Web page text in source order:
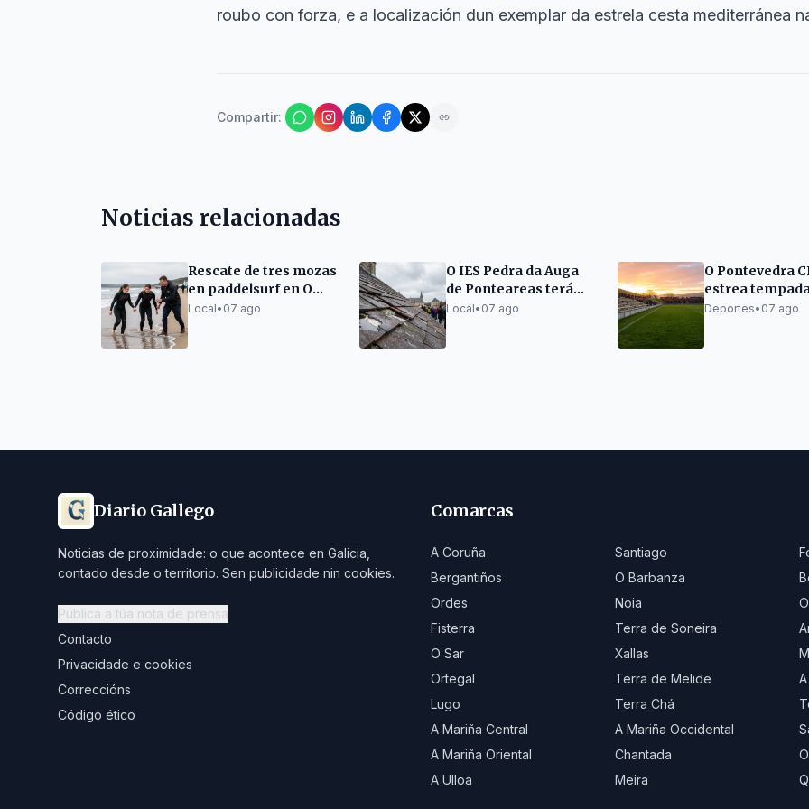
roubo con forza, e a localización dun exemplar da estrela cesta mediterránea
Compartir:
Noticias relacionadas
Rescate de tres mozas
en paddelsurf en O
Torno (San Cibrao)
Local• 07 ago
O IES Pedra da Auga
de Ponteareas terá
unha nova cuberta por
Local• 07 ago
O Pontevedra
estrea
Pasarón o 5 de
Deportes• 07 ago
Diario Gallego
Noticias de proximidade: o que acontece en Galicia,
contado desde o territorio. Sen publicidade nin cookies.
Publica a túa nota de prensa
Contacto
Privacidade e cookies
Correccións
Código ético
Comarcas
A Coruña Santiago
Bergantiños
O Barbanza
Ordes
Noia
Fisterra
Terra de Soneira
O Sar
Xallas
Ortegal
Terra de Melide
Lugo
Terra Chá
A Mariña Central
A Mariña Occidental
A Mariña Oriental
Chantada
A Ulloa
Meira